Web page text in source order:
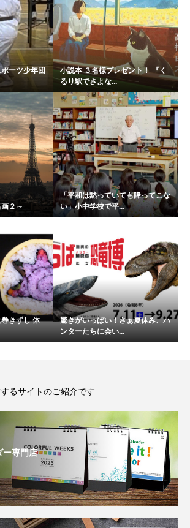
ーツ少年団
小説本 ３名様プレゼント！ 『く
るり駅でさよな...
２～
「平和は黙っていても降ってこな
い」小中学校で平...
きずし 体
驚きがいっぱい！さぁ夏休み、ハ
ンターたちに会い...
るサイトのご紹介です
ー専門店